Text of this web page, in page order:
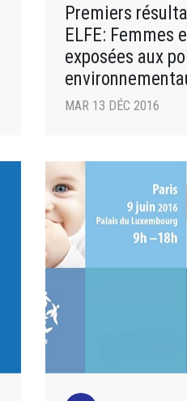
Premiers
ELFE: Femmes
exposées aux
MAR 13 DÉC 2016